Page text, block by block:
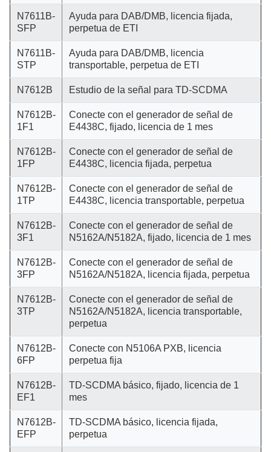
N7611B-
SFP
Ayuda para DAB/DMB, licencia fijada,
perpetua de ETI
N7611B-
STP
Ayuda para DAB/DMB, licencia
transportable, perpetua de ETI
N7612B Estudio de la señal para TD-SCDMA
N7612B-
1F1
Conecte con el generador de señal de
E4438C, fijado, licencia de 1 mes
N7612B-
1FP
Conecte con el generador de señal de
E4438C, licencia fijada, perpetua
N7612B-
1TP
Conecte con el generador de señal de
E4438C, licencia transportable, perpetua
N7612B-
3F1
Conecte con el generador de señal de
N5162A/N5182A, fijado, licencia de 1 mes
N7612B-
3FP
Conecte con el generador de señal de
N5162A/N5182A, licencia fijada, perpetua
N7612B-
3TP
Conecte con el generador de señal de
N5162A/N5182A, licencia transportable,
perpetua
N7612B-
6FP
Conecte con N5106A PXB, licencia
perpetua fija
N7612B-
EF1
TD-SCDMA básico, fijado, licencia de 1
mes
N7612B-
EFP
TD-SCDMA básico, licencia fijada,
perpetua